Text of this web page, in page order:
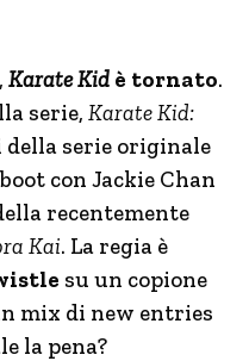
Karate Kid è tornato.
serie, Karate Kid:
della serie originale
con Jackie Chan
recentemente
Kai. La regia è
su un copione
mix di new entries
la pena?